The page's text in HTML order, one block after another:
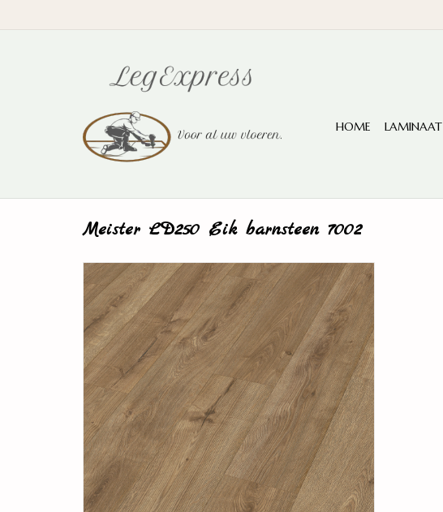
HOME LAMINAAT
Meister LD250 Eik barnsteen 7002